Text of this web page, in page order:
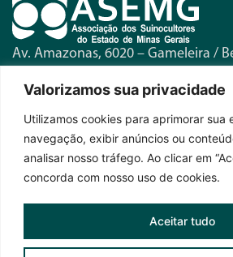
Valorizamos sua privacidade
Utilizamos cookies para aprimorar sua
navegação, exibir anúncios ou
analisar nosso tráfego. Ao clicar em
concorda com nosso uso de cookies.
Aceitar tudo
Av. Amazonas, 6020 – Gameleira /
Horário de Funcionamento:Seg. a
Fique por dentro das